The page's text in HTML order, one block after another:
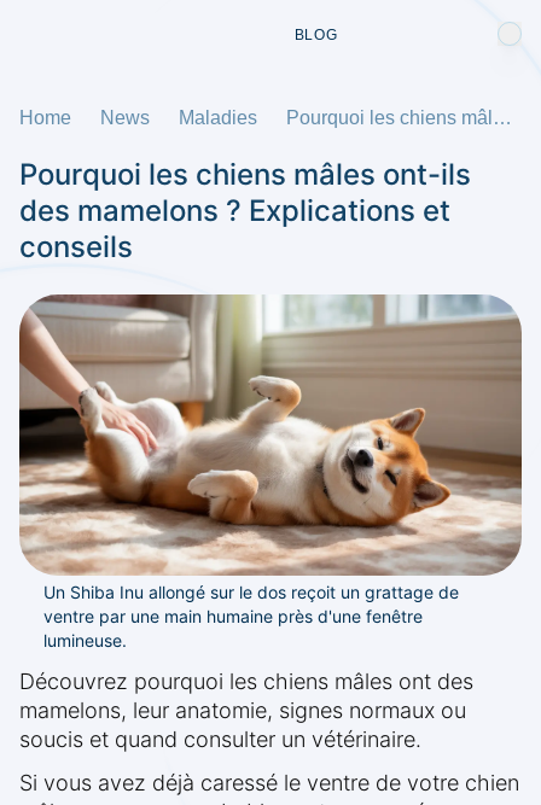
BLOG
Home News Maladies Pourquoi les chiens mâles ont-ils des mamelons ? Explications et conseils
Pourquoi les chiens mâles ont-ils
des mamelons ? Explications et
conseils
Un Shiba Inu allongé sur le dos reçoit un grattage de
ventre par une main humaine près d'une fenêtre
lumineuse.
Découvrez pourquoi les chiens mâles ont des
mamelons, leur anatomie, signes normaux ou
soucis et quand consulter un vétérinaire.
Si vous avez déjà caressé le ventre de votre chien